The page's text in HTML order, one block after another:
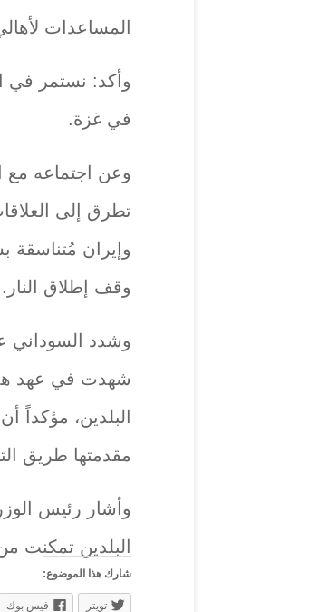
المساعدات
وأكد: نستمر في
في غزة.
وعن اجتماعه مع
تطرق إلى
وإيران
وقف إطلاق النار.
وشدد السوداني
شهدت في عهد
البلدين،
مقدمتها طريق
وأشار رئيس
البلدين تمكنت
شارك هذا الموضوع:
تويتر فيس بوك